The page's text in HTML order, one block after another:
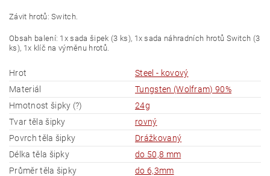
Závit hrotů: Switch.
Obsah balení: 1x sada šipek (3 ks), 1x sada náhradních hrotů Switch (3
ks), 1x klíč na výměnu hrotů.
Hrot
Steel - kovový
Materiál
Tungsten (Wolfram) 90%
Hmotnost šipky (?)
24g
Tvar těla šipky
rovný
Povrch těla šipky
Drážkovaný
Délka těla šipky
do 50,8 mm
Průměr těla šipky
do 6,3mm